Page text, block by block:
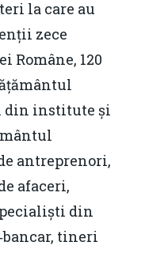
la care au
zece
Române, 120
din institute și
antreprenori,
afaceri,
din
tineri